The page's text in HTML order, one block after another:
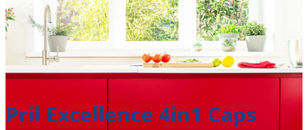
Pril Excellence 4in1 Caps